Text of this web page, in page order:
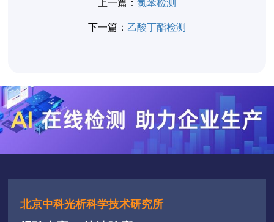
上一篇： 氯苯检测
下一篇： 乙酸丁酯检测
北京中科光析科学技术研究所